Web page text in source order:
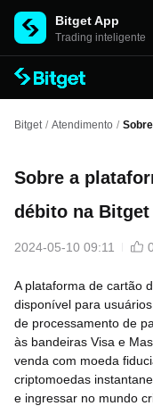
Bitget App
Trading inteligente
Bitget / Atendimento /
Sobre a
débito na Bitget
2024-05-10 09:11
A plataforma de cartão
disponível para
de processamento de
às bandeiras Visa e
venda com moeda
criptomoedas
e ingressar no mundo